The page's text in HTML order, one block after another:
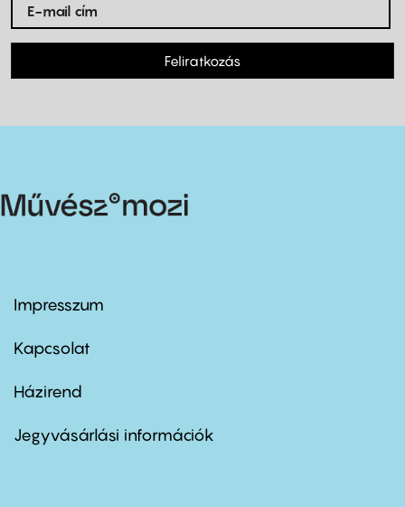
Feliratkozás
Footer
first
Impresszum
Kapcsolat
Footer
second
Házirend
Jegyvásárlási információk